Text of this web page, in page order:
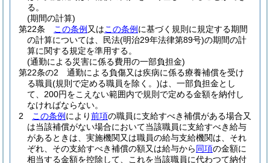
る。
(期間の計算)
第22条
この条例 又はこの条例 に基づく規則に規定する期間
の計算については、民法(明治29年法律第89号)の期間の計
算に関する規定を準用する。
(通勤による災害に係る費用の一部負担金)
第22条の2
通勤による負傷又は疾病に係る療養補償を受け
る職員(規則で定める職員を除く。)は、一部負担金とし
て、200円をこえない範囲内で規則で定める金額を納付し
なければならない。
2
この条例 により前項の職員に支給すべき補償がある場合又
は当該補償がない場合において当該職員に支給すべき給与
があるときは、実施機関又は職員の給与支給機関は、それ
ぞれ、その支給すべき補償の額又は給与から同項の金額に
相当する金額を控除して、これを当該職員に代わつて納付